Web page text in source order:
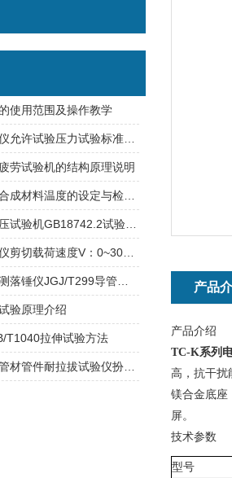
产品
产品介绍
TC-K系列
高，抗干扰
镁合金底座
屏。
技术参数
型号
使用范围及操作教学
劳试验机的结构原理说明
验原理介绍
T1040拉伸试验方法